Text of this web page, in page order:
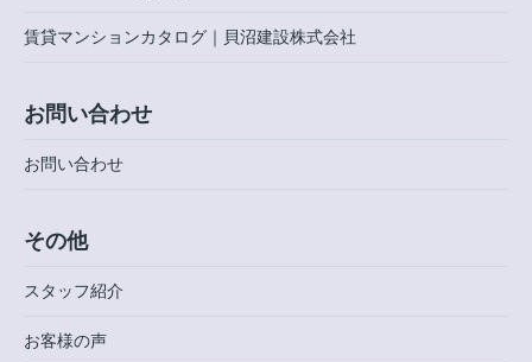
賃貸マンションカタログ｜貝沼建設株式会社
お問い合わせ
お問い合わせ
その他
スタッフ紹介
お客様の声